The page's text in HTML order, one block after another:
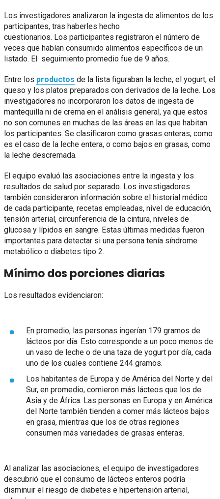
Los investigadores analizaron la ingesta de alimentos de los
participantes, tras haberles hecho
cuestionarios. Los participantes registraron el número de
veces que habían consumido alimentos específicos de un
listado. El seguimiento promedio fue de 9 años.
Entre los productos de la lista figuraban la leche, el yogurt, el
queso y los platos preparados con derivados de la leche. Los
investigadores no incorporaron los datos de ingesta de
mantequilla ni de crema en el análisis general, ya que estos
no son comunes en muchas de las áreas en las que habitan
los participantes. Se clasificaron como grasas enteras, como
es el caso de la leche entera, o como bajos en grasas, como
la leche descremada.
El equipo evaluó las asociaciones entre la ingesta y los
resultados de salud por separado. Los investigadores
también consideraron información sobre el historial médico
de cada participante, recetas empleadas, nivel de educación,
tensión arterial, circunferencia de la cintura, niveles de
glucosa y lípidos en sangre. Estas últimas medidas fueron
importantes para detectar si una persona tenía síndrome
metabólico o diabetes tipo 2.
Mínimo dos porciones diarias
Los resultados evidenciaron:
En promedio, las personas ingerían 179 gramos de
lácteos por día. Esto corresponde a un poco menos de
un vaso de leche o de una taza de yogurt por día, cada
uno de los cuales contiene 244 gramos.
Los habitantes de Europa y de América del Norte y del
Sur, en promedio, comieron más lácteos que los de
Asia y de África. Las personas en Europa y en América
del Norte también tienden a comer más lácteos bajos
en grasa, mientras que los de otras regiones
consumen más variedades de grasas enteras.
Al analizar las asociaciones, el equipo de investigadores
descubrió que el consumo de lácteos enteros podría
disminuir el riesgo de diabetes e hipertensión arterial,